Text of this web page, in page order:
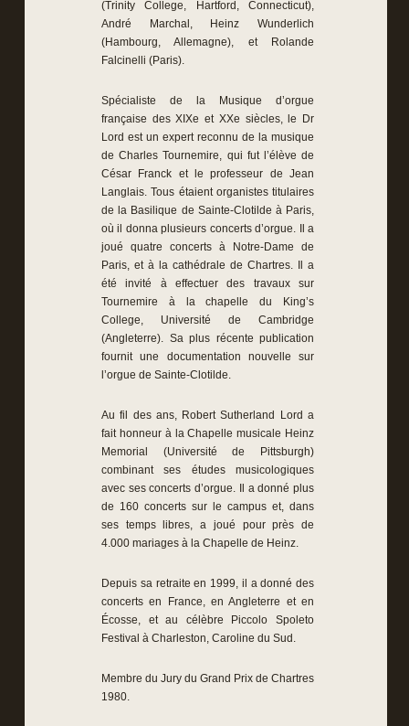
(Trinity College, Hartford, Connecticut),
André Marchal, Heinz Wunderlich
(Hambourg, Allemagne), et Rolande
Falcinelli (Paris).
Spécialiste de la Musique d’orgue
française des XIXe et XXe siècles, le Dr
Lord est un expert reconnu de la musique
de Charles Tournemire, qui fut l’élève de
César Franck et le professeur de Jean
Langlais. Tous étaient organistes titulaires
de la Basilique de Sainte-Clotilde à Paris,
où il donna plusieurs concerts d’orgue. Il a
joué quatre concerts à Notre-Dame de
Paris, et à la cathédrale de Chartres. Il a
été invité à effectuer des travaux sur
Tournemire à la chapelle du King’s
College, Université de Cambridge
(Angleterre). Sa plus récente publication
fournit une documentation nouvelle sur
l’orgue de Sainte-Clotilde.
Au fil des ans, Robert Sutherland Lord a
fait honneur à la Chapelle musicale Heinz
Memorial (Université de Pittsburgh)
combinant ses études musicologiques
avec ses concerts d’orgue. Il a donné plus
de 160 concerts sur le campus et, dans
ses temps libres, a joué pour près de
4.000 mariages à la Chapelle de Heinz.
Depuis sa retraite en 1999, il a donné des
concerts en France, en Angleterre et en
Écosse, et au célèbre Piccolo Spoleto
Festival à Charleston, Caroline du Sud.
Membre du Jury du Grand Prix de Chartres
1980.